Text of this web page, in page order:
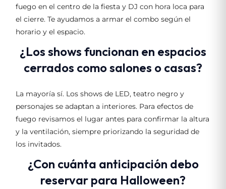
fuego en el centro de la fiesta y DJ con hora loca para
el cierre. Te ayudamos a armar el combo según el
horario y el espacio.
¿Los shows funcionan en espacios
cerrados como salones o casas?
La mayoría sí. Los shows de LED, teatro negro y
personajes se adaptan a interiores. Para efectos de
fuego revisamos el lugar antes para confirmar la altura
y la ventilación, siempre priorizando la seguridad de
los invitados.
¿Con cuánta anticipación debo
reservar para Halloween?